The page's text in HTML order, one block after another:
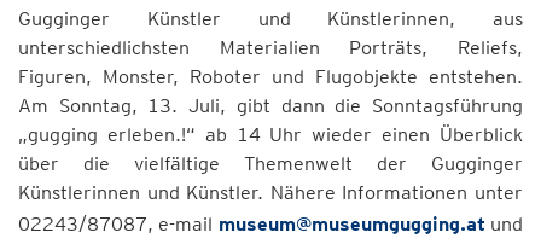
Gugginger Künstler und Künstlerinnen, aus
unterschiedlichsten Materialien Porträts, Reliefs,
Figuren, Monster, Roboter und Flugobjekte entstehen.
Am Sonntag, 13. Juli, gibt dann die Sonntagsführung
„gugging erleben.!“ ab 14 Uhr wieder einen Überblick
über die vielfältige Themenwelt der Gugginger
Künstlerinnen und Künstler. Nähere Informationen unter
02243/87087, e-mail museum@museumgugging.at und